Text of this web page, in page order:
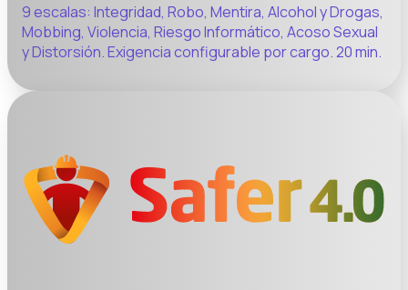
9 escalas: Integridad, Robo, Mentira, Alcohol y Drogas,
Mobbing, Violencia, Riesgo Informático, Acoso Sexual
y Distorsión. Exigencia configurable por cargo. 20 min.